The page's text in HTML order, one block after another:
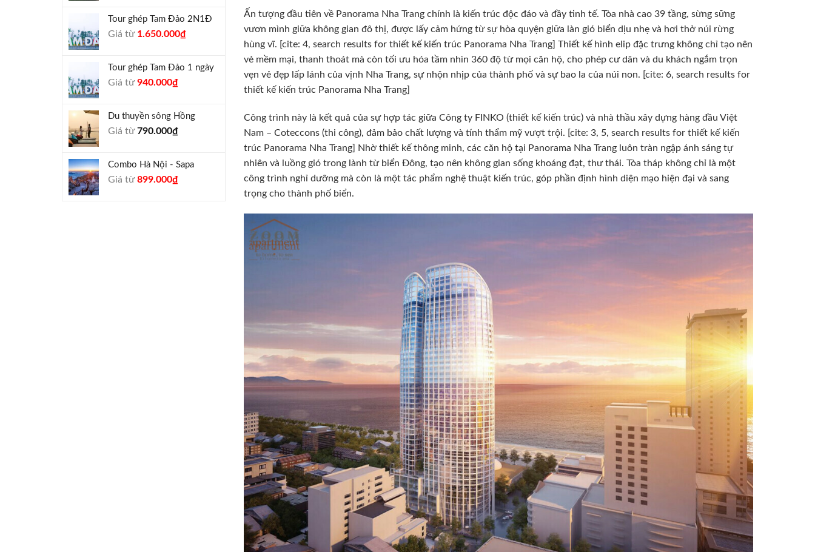
1.300.000₫.là:
Tour ghép Tam Đảo 2N1Đ
Giá từ Giá
1.800.000₫.
1.650.000₫Giá
là:
Tour ghép Tam Đảo 1 ngày
Giá từGiá
1.000.000₫.
940.000₫Giá
là:
Du thuyền sông Hồng
Giá từ790.000₫
Combo Hà Nội - Sapa
Giá từGiá
899.000₫Giá
Ấn tượng đầu tiên về Panorama Nha Trang chính là kiến trúc độc đáo và đầy tinh tế. Tòa nhà cao 39 tầng, sừng sững
vươn mình giữa không gian đô thị, được lấy cảm hứng từ sự hòa quyện giữa làn gió biển dịu nhẹ và hơi thở núi rừng
hùng vĩ. [cite: 4, search results for thiết kế kiến trúc Panorama Nha Trang] Thiết kế hình elip đặc trưng không chỉ tạo nên
vẻ mềm mại, thanh thoát mà còn tối ưu hóa tầm nhìn 360 độ từ mọi căn hộ, cho phép cư dân và du khách ngắm trọn
vẹn vẻ đẹp lấp lánh của vịnh Nha Trang, sự nhộn nhịp của thành phố và sự bao la của núi non. [cite: 6, search results for
thiết kế kiến trúc Panorama Nha Trang]
Công trình này là kết quả của sự hợp tác giữa Công ty FINKO (thiết kế kiến trúc) và nhà thầu xây dựng hàng đầu Việt
Nam – Coteccons (thi công), đảm bảo chất lượng và tính thẩm mỹ vượt trội. [cite: 3, 5, search results for thiết kế kiến
trúc Panorama Nha Trang] Nhờ thiết kế thông minh, các căn hộ tại Panorama Nha Trang luôn tràn ngập ánh sáng tự
nhiên và luồng gió trong lành từ biển Đông, tạo nên không gian sống khoáng đạt, thư thái. Tòa tháp không chỉ là một
công trình nghỉ dưỡng mà còn là một tác phẩm nghệ thuật kiến trúc, góp phần định hình diện mạo hiện đại và sang
trọng cho thành phố biển.